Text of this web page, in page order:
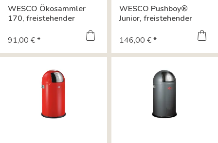
WESCO Ökosammler
170, freistehender
91,00 € *
WESCO Pushboy®
Junior, freistehender
146,00 € *